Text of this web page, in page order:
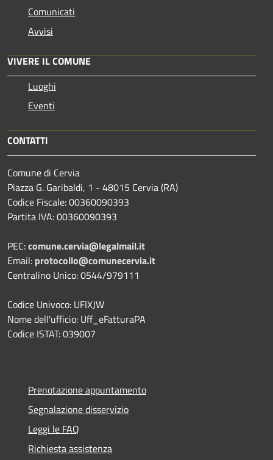
Comunicati
Avvisi
VIVERE IL COMUNE
Luoghi
Eventi
CONTATTI
Comune di Cervia
Piazza G. Garibaldi, 1 - 48015 Cervia (RA)
Codice Fiscale: 00360090393
Partita IVA: 00360090393
PEC:comune.cervia@legalmail.it
Email: protocollo@comunecervia.it
Centralino Unico: 0544/979111
Codice Univoco: UFIXJW
Nome dell'ufficio: Uff_eFatturaPA
Codice ISTAT: 039007
Prenotazione appuntamento
Segnalazione disservizio
Leggi le FAQ
Richiesta assistenza